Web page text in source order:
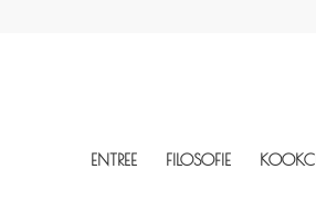
ENTREE FILOSOFIE